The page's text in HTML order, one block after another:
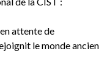
attente de
le monde ancien